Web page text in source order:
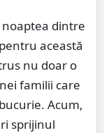
dintre
această
nu doar o
familii care
Acum,
sprijinul